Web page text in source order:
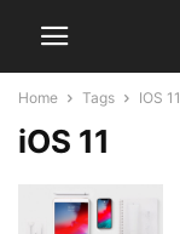
Home Tags IOS 11
iOS 11